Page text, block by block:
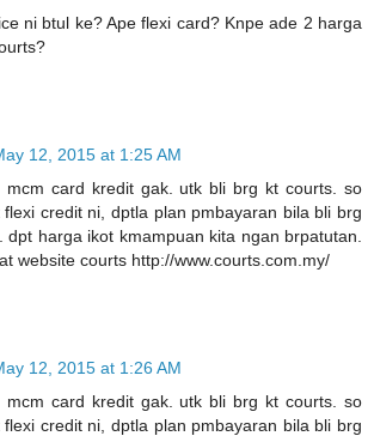
ni btul ke? Ape flexi card? Knpe ade 2 harga
12, 2015 at 1:25 AM
mcm card kredit gak. utk bli brg kt courts. so
flexi credit ni, dptla plan pmbayaran bila bli brg
dpt harga ikot kmampuan kita ngan brpatutan.
website courts http://www.courts.com.my/
12, 2015 at 1:26 AM
mcm card kredit gak. utk bli brg kt courts. so
flexi credit ni, dptla plan pmbayaran bila bli brg